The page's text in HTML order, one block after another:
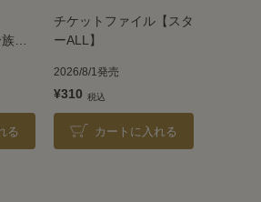
』
る
チケットファイル【スタ
ーALL】
2026/8/1発売
¥310
カートに入れる